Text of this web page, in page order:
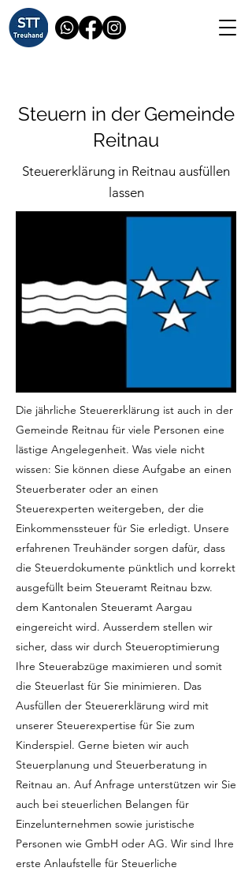
Steuern in der Gemeinde
Reitnau
Steuererklärung in Reitnau ausfüllen
lassen
Die jährliche Steuererklärung ist auch in der
Gemeinde Reitnau für viele Personen eine
lästige Angelegenheit. Was viele nicht
wissen: Sie können diese Aufgabe an einen
Steuerberater oder an einen
Steuerexperten weitergeben, der die
Einkommenssteuer für Sie erledigt. Unsere
erfahrenen Treuhänder sorgen dafür, dass
die Steuerdokumente pünktlich und korrekt
ausgefüllt beim Steueramt Reitnau bzw.
dem Kantonalen Steueramt Aargau
eingereicht wird. Ausserdem stellen wir
sicher, dass wir durch Steueroptimierung
Ihre Steuerabzüge maximieren und somit
die Steuerlast für Sie minimieren. Das
Ausfüllen der Steuererklärung wird mit
unserer Steuerexpertise für Sie zum
Kinderspiel. Gerne bieten wir auch
Steuerplanung und Steuerberatung in
Reitnau an. Auf Anfrage unterstützen wir Sie
auch bei steuerlichen Belangen für
Einzelunternehmen sowie juristische
Personen wie GmbH oder AG. Wir sind Ihre
erste Anlaufstelle für Steuerliche